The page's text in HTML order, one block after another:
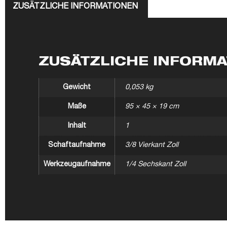
ZUSÄTZLICHE INFORMATIONEN
ZUSÄTZLICHE
Gewicht 0,053 kg
Maße 95 × 45 × 19 cm
Inhalt 1
Schaftaufnahme 3/8 Vierkant Zoll
Werkzeugaufnahme 1/4 Sechskant Zoll